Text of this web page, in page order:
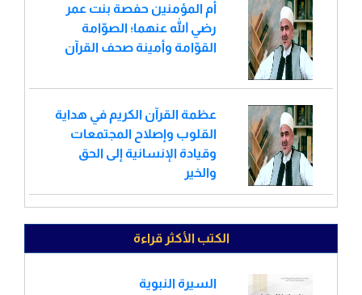
أم المؤمنين حفصة بنت عمر
رضي الله عنهما؛ الصوّامة
القوّامة وأمينة صحف القرآن
عظمة القرآن الكريم في هداية
القلوب وإصلاح المجتمعات
وقيادة الإنسانية إلى الحق
والخير
الكتب الأكثر قراءة
السيرة النبوية